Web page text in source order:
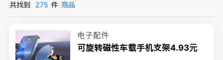
共找到 275 件 商品
电子配件
可旋转磁性车载手机支架4.93元